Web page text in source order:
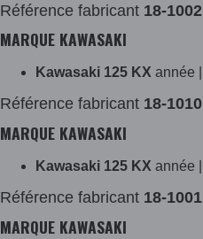
Référence fabricant 18-1002
MARQUE KAWASAKI
Kawasaki 125 KX année |
Référence fabricant 18-1010
MARQUE KAWASAKI
Kawasaki 125 KX année |
Référence fabricant 18-1001
MARQUE KAWASAKI